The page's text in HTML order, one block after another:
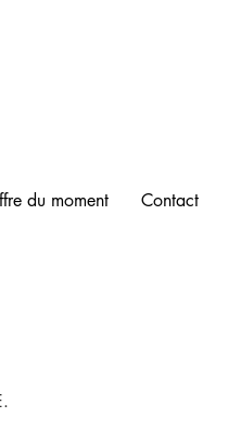
du moment Contact